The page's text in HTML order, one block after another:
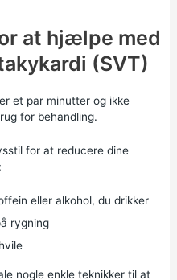
at hjælpe med
(SVT)
et par minutter og ikke
for behandling.
for at reducere dine
eller alkohol, du drikker
rygning
nogle enkle teknikker til at